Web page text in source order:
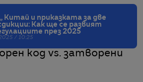
и приказката за две
Как ще се развият
през 2025
/ 10:25
код vs. затворени